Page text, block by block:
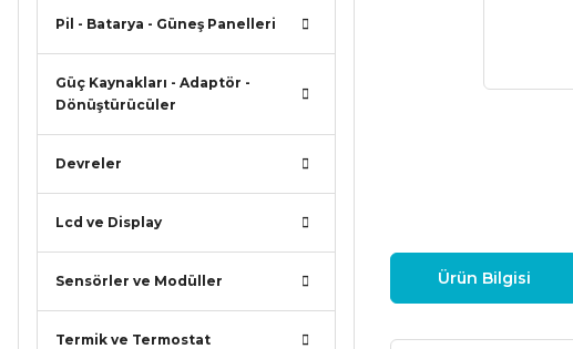
Pil - Batarya - Güneş Panelleri
Güç Kaynakları - Adaptör -
Dönüştürücüler
Devreler
Lcd ve Display
Sensörler ve Modüller
Termik ve Termostat
Ürün Bilgisi